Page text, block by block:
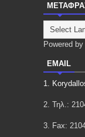
Powered by
EMAIL
1.
2. Τηλ.:
3. Fax: